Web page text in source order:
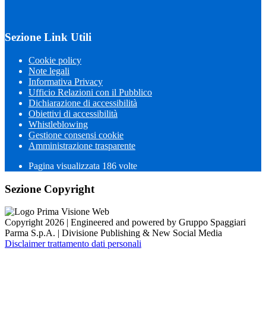
Sezione Link Utili
Cookie policy
Note legali
Informativa Privacy
Ufficio Relazioni con il Pubblico
Dichiarazione di accessibilità
Obiettivi di accessibilità
Whistleblowing
Gestione consensi cookie
Amministrazione trasparente
Pagina visualizzata 186 volte
Sezione Copyright
Copyright 2026 | Engineered and powered by Gruppo Spaggiari
Parma S.p.A. | Divisione Publishing & New Social Media
Disclaimer trattamento dati personali